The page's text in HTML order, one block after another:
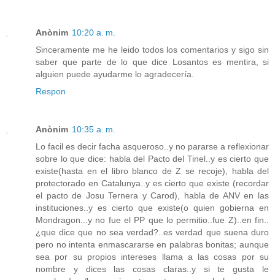
Anònim 10:20 a. m.
Sinceramente me he leido todos los comentarios y sigo sin
saber que parte de lo que dice Losantos es mentira, si
alguien puede ayudarme lo agradecería.
Respon
Anònim 10:35 a. m.
Lo facil es decir facha asqueroso..y no pararse a reflexionar
sobre lo que dice: habla del Pacto del Tinel..y es cierto que
existe(hasta en el libro blanco de Z se recoje), habla del
protectorado en Catalunya..y es cierto que existe (recordar
el pacto de Josu Ternera y Carod), habla de ANV en las
instituciones..y es cierto que existe(o quien gobierna en
Mondragon...y no fue el PP que lo permitio..fue Z)..en fin..
¿que dice que no sea verdad?..es verdad que suena duro
pero no intenta enmascararse en palabras bonitas; aunque
sea por su propios intereses llama a las cosas por su
nombre y dices las cosas claras..y si te gusta le